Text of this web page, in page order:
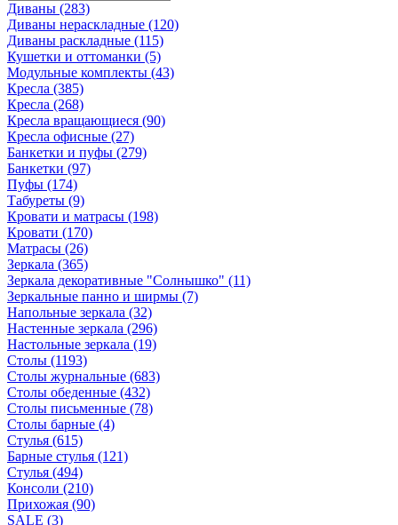
Диваны (283)
Диваны нераскладные (120)
Диваны раскладные (115)
Кушетки и оттоманки (5)
Модульные комплекты (43)
Кресла (385)
Кресла (268)
Кресла вращающиеся (90)
Кресла офисные (27)
Банкетки и пуфы (279)
Банкетки (97)
Пуфы (174)
Табуреты (9)
Кровати и матрасы (198)
Кровати (170)
Матрасы (26)
Зеркала (365)
Зеркала декоративные "Солнышко" (11)
Зеркальные панно и ширмы (7)
Напольные зеркала (32)
Настенные зеркала (296)
Настольные зеркала (19)
Столы (1193)
Столы журнальные (683)
Столы обеденные (432)
Столы письменные (78)
Столы барные (4)
Стулья (615)
Барные стулья (121)
Стулья (494)
Консоли (210)
Прихожая (90)
SALE (3)